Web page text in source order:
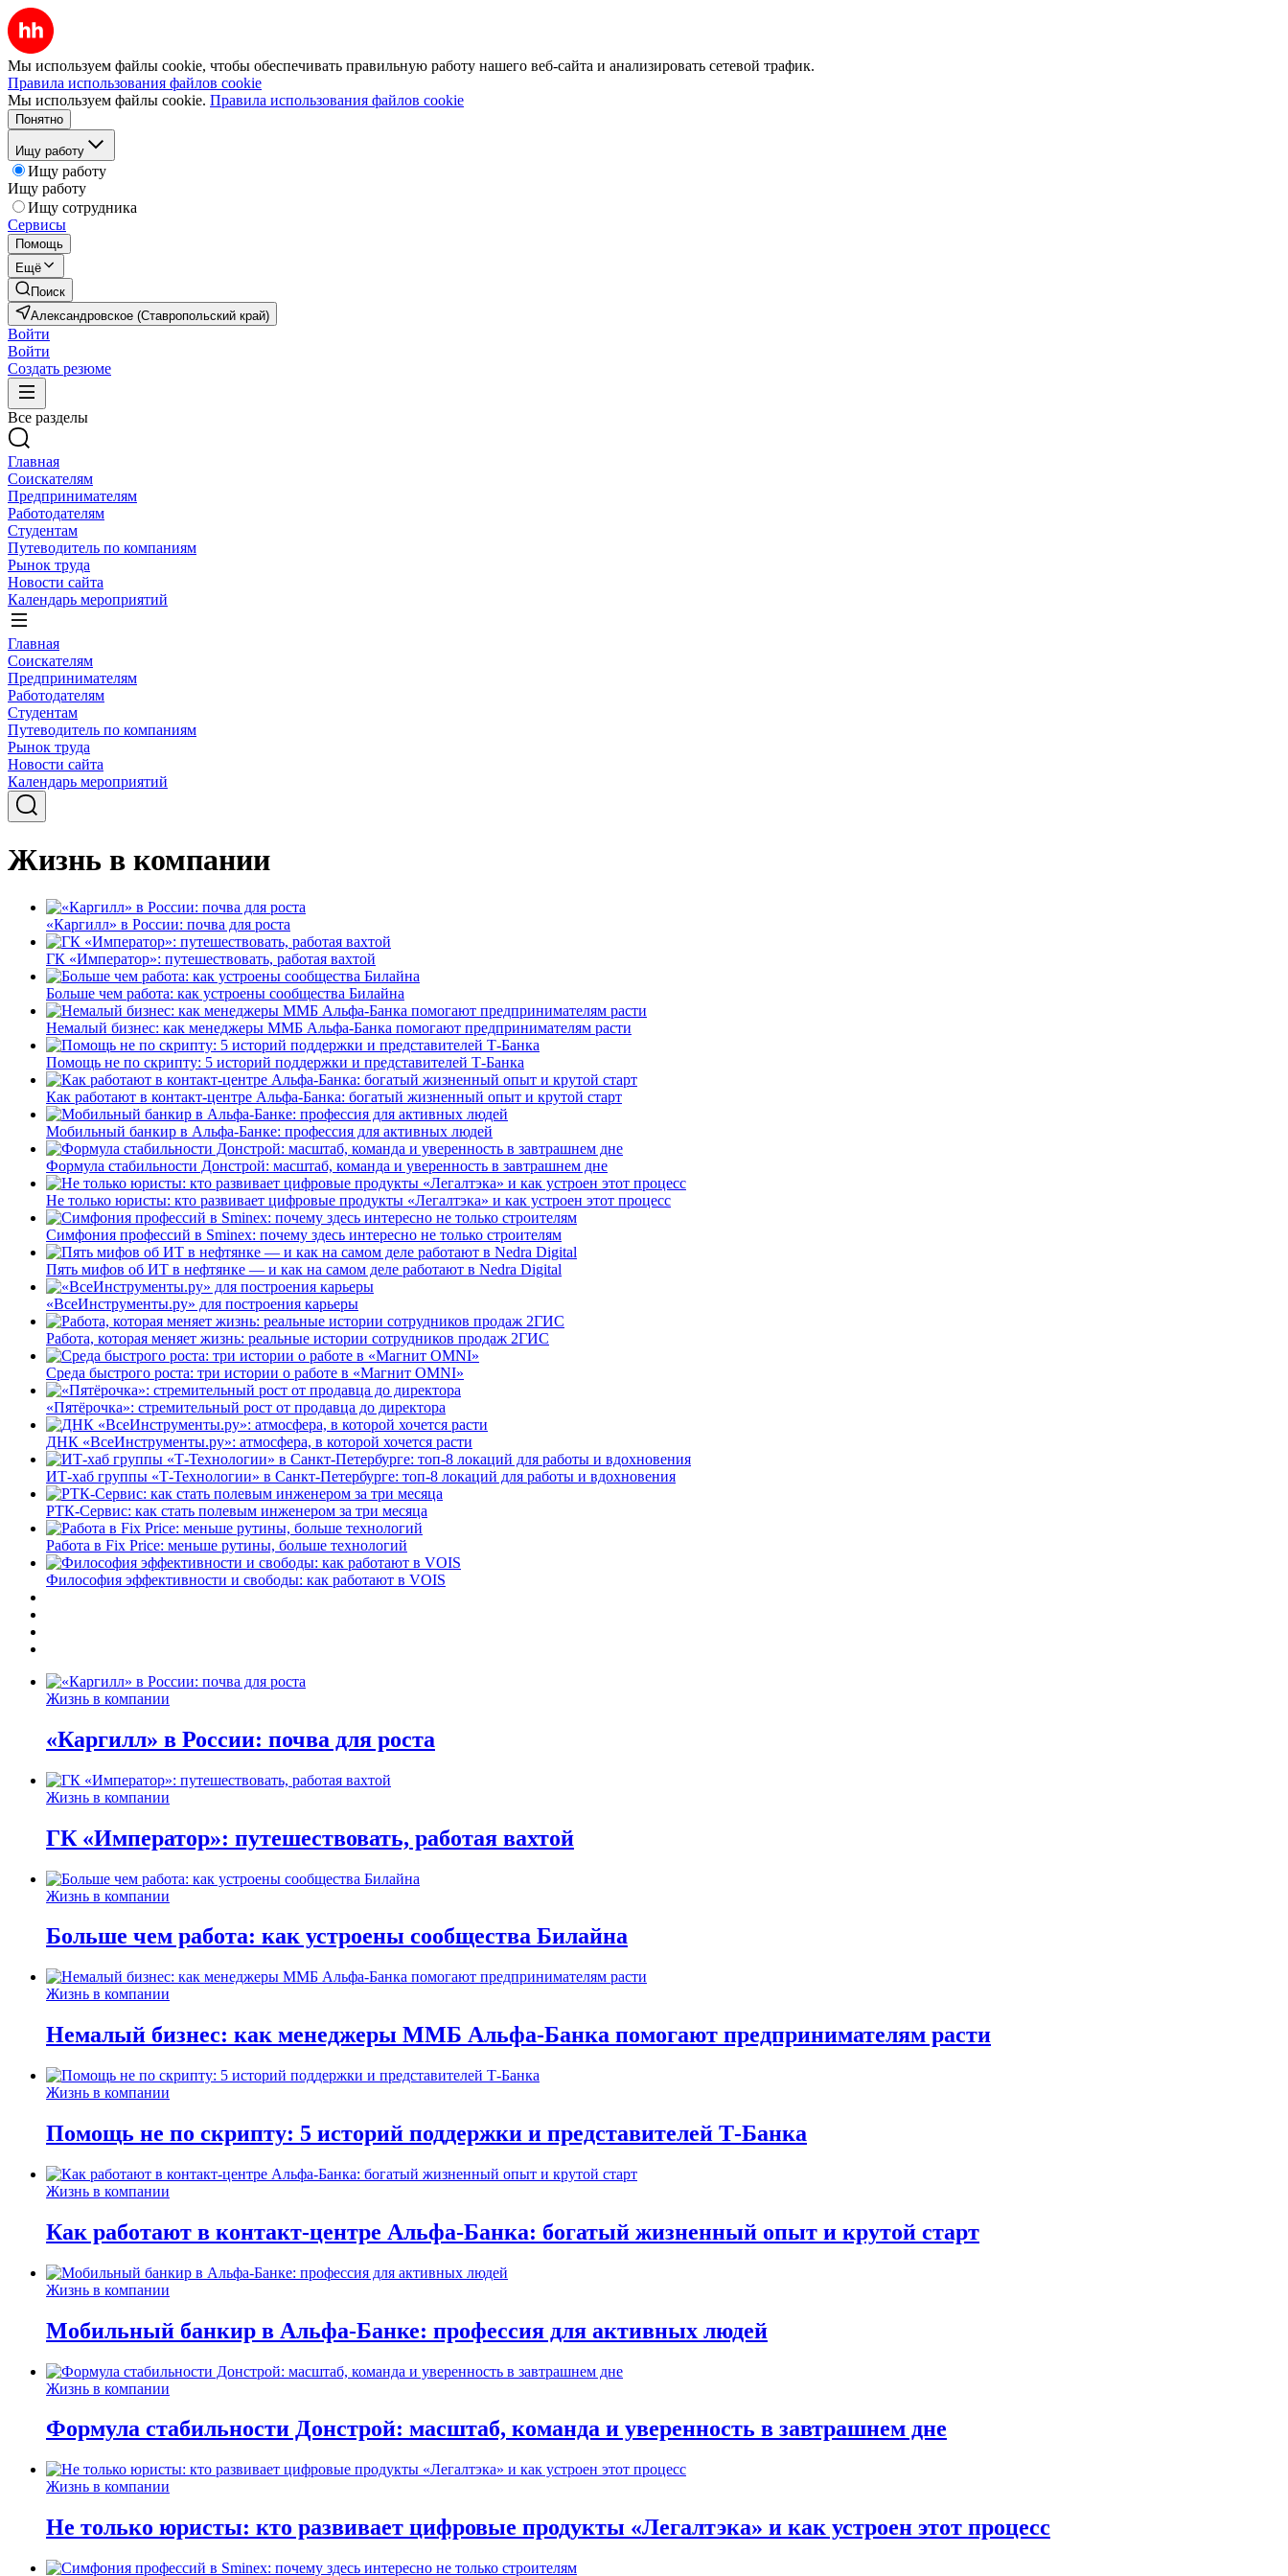
Мы используем файлы cookie, чтобы обеспечивать правильную работу нашего веб-сайта и анализировать сетевой трафик.
Правила использования файлов cookie
Мы используем файлы cookie. Правила использования файлов cookie
Понятно
Ищу работу
Ищу работу
Ищу работу
Ищу сотрудника
Сервисы
Помощь
Ещё
Поиск
Александровское (Ставропольский край)
Войти
Войти
Создать резюме
Все разделы
Главная
Соискателям
Предпринимателям
Работодателям
Студентам
Путеводитель по компаниям
Рынок труда
Новости сайта
Календарь мероприятий
Главная
Соискателям
Предпринимателям
Работодателям
Студентам
Путеводитель по компаниям
Рынок труда
Новости сайта
Календарь мероприятий
Жизнь в компании
«Каргилл» в России: почва для роста
ГК «Император»: путешествовать, работая вахтой
Больше чем работа: как устроены сообщества Билайна
Немалый бизнес: как менеджеры ММБ Альфа-Банка помогают предпринимателям расти
Помощь не по скрипту: 5 историй поддержки и представителей Т-Банка
Как работают в контакт-центре Альфа-Банка: богатый жизненный опыт и крутой старт
Мобильный банкир в Альфа-Банке: профессия для активных людей
Формула стабильности Донстрой: масштаб, команда и уверенность в завтрашнем дне
Не только юристы: кто развивает цифровые продукты «Легалтэка» и как устроен этот процесс
Симфония профессий в Sminex: почему здесь интересно не только строителям
Пять мифов об ИТ в нефтянке — и как на самом деле работают в Nedra Digital
«ВсеИнструменты.ру» для построения карьеры
Работа, которая меняет жизнь: реальные истории сотрудников продаж 2ГИС
Среда быстрого роста: три истории о работе в «Магнит OMNI»
«Пятёрочка»: стремительный рост от продавца до директора
ДНК «ВсеИнструменты.ру»: атмосфера, в которой хочется расти
ИТ-хаб группы «Т-Технологии» в Санкт-Петербурге: топ-8 локаций для работы и вдохновения
РТК-Сервис: как стать полевым инженером за три месяца
Работа в Fix Price: меньше рутины, больше технологий
Философия эффективности и свободы: как работают в VOIS
Жизнь в компании
«Каргилл» в России: почва для роста
Жизнь в компании
ГК «Император»: путешествовать, работая вахтой
Жизнь в компании
Больше чем работа: как устроены сообщества Билайна
Жизнь в компании
Немалый бизнес: как менеджеры ММБ Альфа-Банка помогают предпринимателям расти
Жизнь в компании
Помощь не по скрипту: 5 историй поддержки и представителей Т-Банка
Жизнь в компании
Как работают в контакт-центре Альфа-Банка: богатый жизненный опыт и крутой старт
Жизнь в компании
Мобильный банкир в Альфа-Банке: профессия для активных людей
Жизнь в компании
Формула стабильности Донстрой: масштаб, команда и уверенность в завтрашнем дне
Жизнь в компании
Не только юристы: кто развивает цифровые продукты «Легалтэка» и как устроен этот процесс